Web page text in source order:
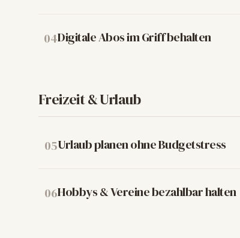
04Digitale Abos im Griff behalten
Freizeit & Urlaub
05Urlaub planen ohne Budgetstress
06Hobbys & Vereine bezahlbar halten